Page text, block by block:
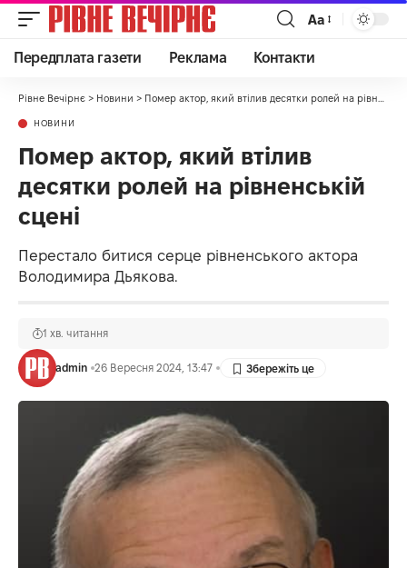
Аа
Передплата газети Реклама Контакти
Рівне Вечірнє > Новини > Помер актор, який втілив десятки ролей на рівненській сцені
НОВИНИ
Помер актор, який втілив
десятки ролей на рівненській
сцені
Перестало битися серце рівненського актора
Володимира Дьякова.
admin 26 Вересня 2024, 13:47
1 хв. читання